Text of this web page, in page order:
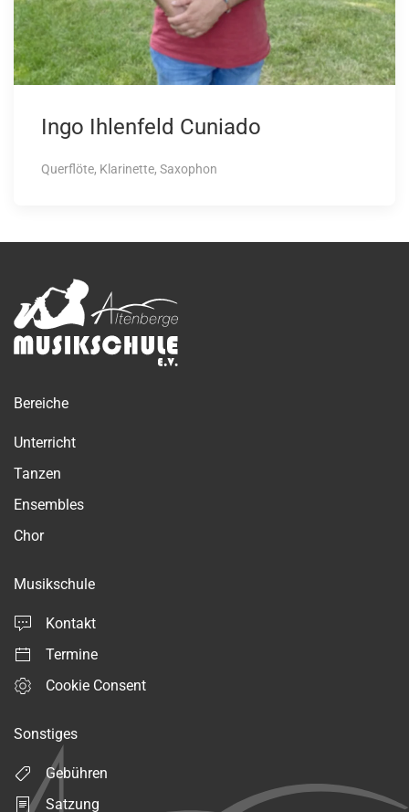
Ingo Ihlenfeld Cuniado
Querflöte, Klarinette, Saxophon
Bereiche
Unterricht
Tanzen
Ensembles
Chor
Musikschule
Kontakt
Termine
Cookie Consent
Sonstiges
Gebühren
Satzung